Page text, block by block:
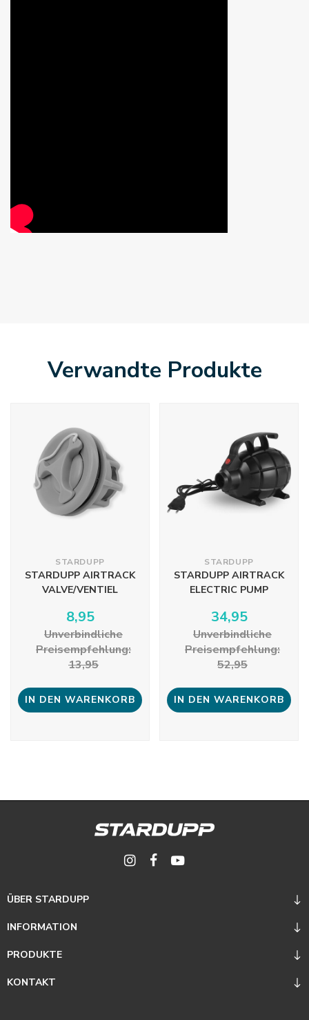
Verwandte Produkte
STARDUPP
STARDUPP AIRTRACK
VALVE/VENTIEL
8,95
Unverbindliche
Preisempfehlung:
13,95
IN DEN WARENKORB
STARDUPP
STARDUPP AIRTRACK
ELECTRIC PUMP
34,95
Unverbindliche
Preisempfehlung:
52,95
IN DEN WARENKORB
ÜBER STARDUPP
INFORMATION
PRODUKTE
KONTAKT